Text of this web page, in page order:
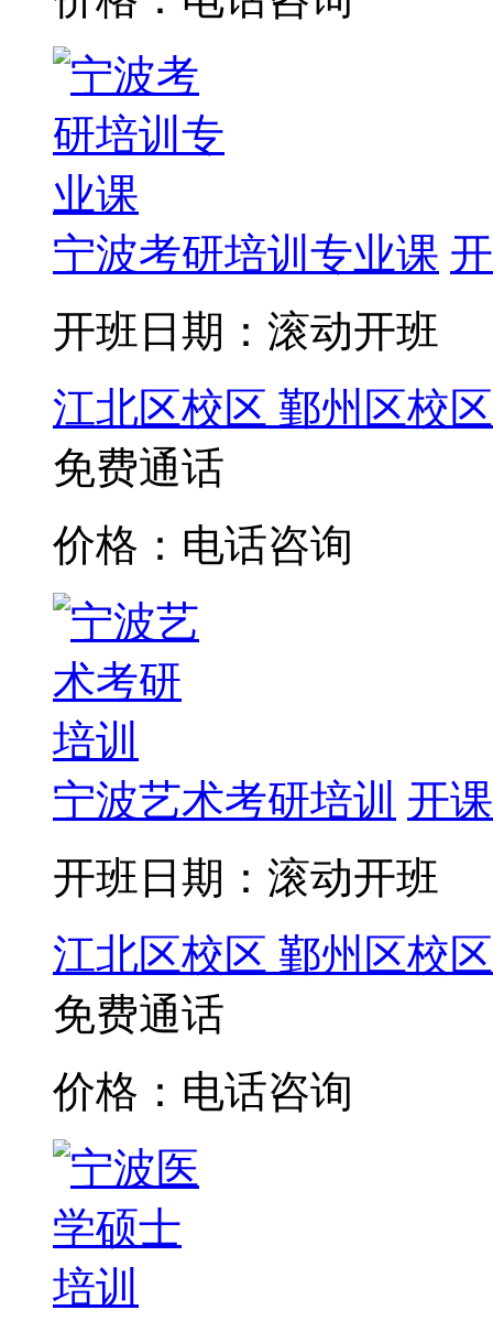
宁波考研培训专业课
开班日期：滚动开班
江北区校区 鄞州区校区
免费通话
价格：电话咨询
宁波艺术考研培训 开
开班日期：滚动开班
江北区校区 鄞州区校区
免费通话
价格：电话咨询